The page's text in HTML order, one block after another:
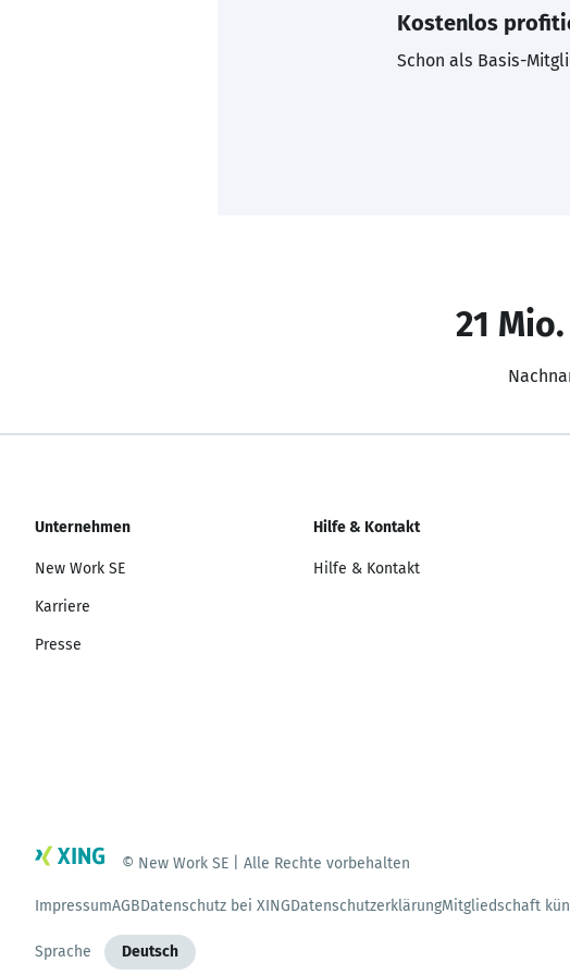
Kostenlos
Schon als Basis-
21
Unternehmen
New Work SE
Karriere
Presse
Hilfe & Kontakt
Hilfe & Kontakt
© New Work SE | Alle Rechte vorbehalten
ImpressumAGBDatenschutz bei XINGDatenschutzerklärungMitgliedschaft
Sprache Deutsch